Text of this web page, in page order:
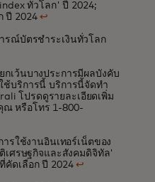
ทั่วโลก' ปี 2024;
ปี 2024↩
รณ์บัตรชำระเงินทั่วโลก
กเว้นบางประการมีผลบังคับ
ช้บริการนี้ บริการนี้จัดทำ
โปรดดูรายละเอียดเพิ่ม
ณ หรือโทร 1-800-
รใช้งานอินเทอร์เน็ตของ
ศรษฐกิจและสังคมดิจิทัล'
คัดเลือก ปี 2024↩